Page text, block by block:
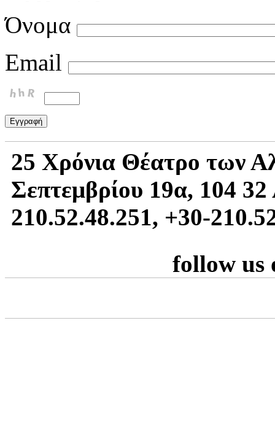
Όνομα
Email
25 Χρόνια Θέατρο των
Σεπτεμβρίου 19α, 104
210.52.48.251, +30-
follow us